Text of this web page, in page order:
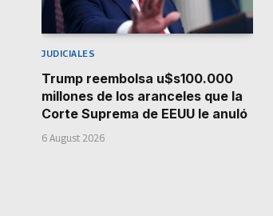
JUDICIALES
Trump reembolsa u$s100.000
millones de los aranceles que la
Corte Suprema de EEUU le anuló
6 August 2026